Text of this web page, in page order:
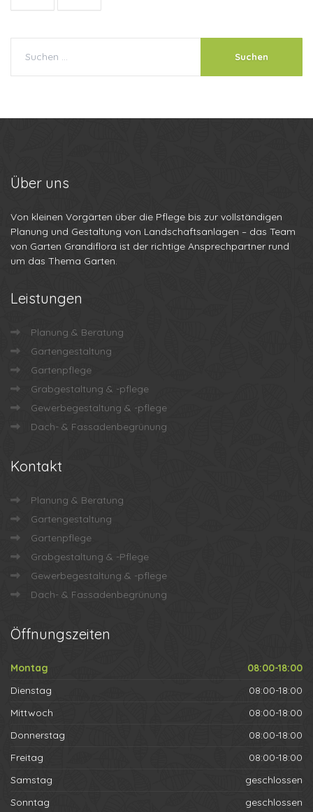
Über uns
Von kleinen Vorgärten über die Pflege bis zur vollständigen
Planung und Gestaltung von Landschaftsanlagen – das Team
von Garten Grandiflora ist der richtige Ansprechpartner rund
um das Thema Garten.
Leistungen
Planung & Beratung
Gartengestaltung
Gartenpflege
Grabgestaltung & -pflege
Gewerbegestaltung & -pflege
Dach- & Fassadenbegrünung
Kontakt
Planung & Beratung
Gartengestaltung
Gartenpflege
Grabgestaltung & -Pflege
Gewerbegestaltung & -pflege
Dach- & Fassadenbegrünung
Öffnungszeiten
Montag
08:00-18:00
Dienstag
08:00-18:00
Mittwoch
08:00-18:00
Donnerstag
08:00-18:00
Freitag
08:00-18:00
Samstag
geschlossen
Sonntag
geschlossen